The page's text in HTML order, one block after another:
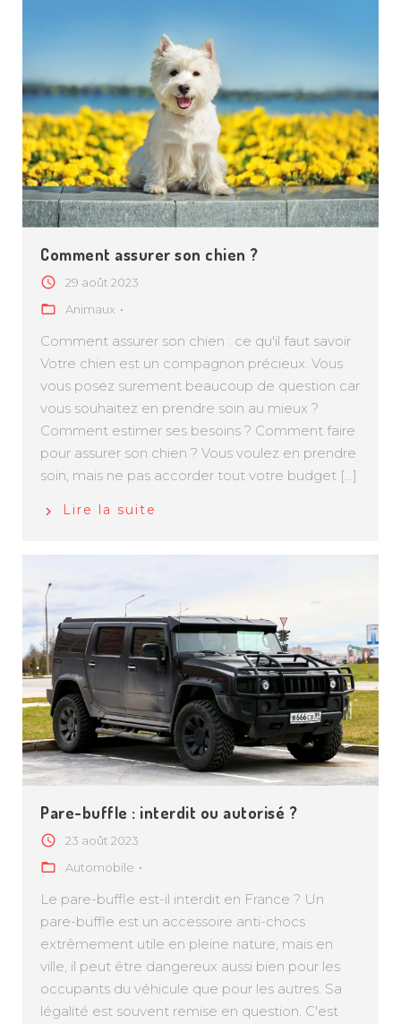
Comment assurer son chien ?
29 août 2023
Animaux
Comment assurer son chien : ce qu'il faut savoir
Votre chien est un compagnon précieux. Vous
vous posez surement beaucoup de question car
vous souhaitez en prendre soin au mieux ?
Comment estimer ses besoins ? Comment faire
pour assurer son chien ? Vous voulez en prendre
soin, mais ne pas accorder tout votre budget [...]
Lire la suite
Pare-buffle : interdit ou autorisé ?
23 août 2023
Automobile
Le pare-buffle est-il interdit en France ? Un
pare-buffle est un accessoire anti-chocs
extrêmement utile en pleine nature, mais en
ville, il peut être dangereux aussi bien pour les
occupants du véhicule que pour les autres. Sa
légalité est souvent remise en question. C'est